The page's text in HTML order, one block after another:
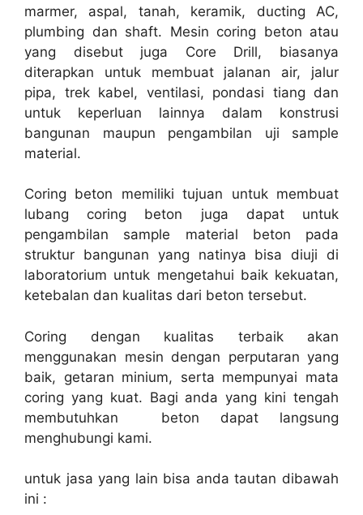
marmer, aspal, tanah, keramik, ducting AC,
plumbing dan shaft. Mesin coring beton atau
yang disebut juga Core Drill, biasanya
diterapkan untuk membuat jalanan air, jalur
pipa, trek kabel, ventilasi, pondasi tiang dan
untuk keperluan lainnya dalam konstrusi
bangunan maupun pengambilan uji sample
material.
Coring beton memiliki tujuan untuk membuat
lubang coring beton juga dapat untuk
pengambilan sample material beton pada
struktur bangunan yang natinya bisa diuji di
laboratorium untuk mengetahui baik kekuatan,
ketebalan dan kualitas dari beton tersebut.
Coring dengan kualitas terbaik akan
menggunakan mesin dengan perputaran yang
baik, getaran minium, serta mempunyai mata
coring yang kuat. Bagi anda yang kini tengah
membutuhkan beton dapat langsung
menghubungi kami.
untuk jasa yang lain bisa anda tautan dibawah
ini :